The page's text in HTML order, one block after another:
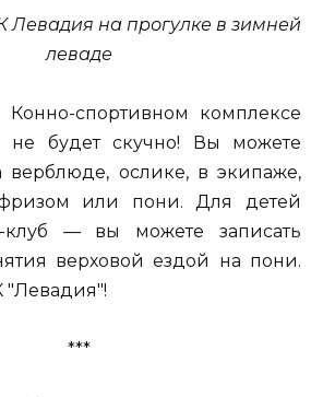
Левадия на прогулке в зимней
леваде
спортивном комплексе
не будет скучно! Вы можете
верблюде, ослике, в экипаже,
или пони. Для детей
клуб — вы можете записать
верховой ездой на пони.
"Левадия"!
***